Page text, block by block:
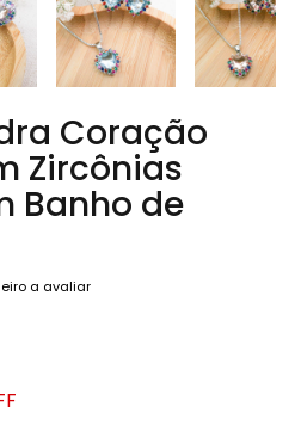
Coração
Zircônias
Banho de
a avaliar